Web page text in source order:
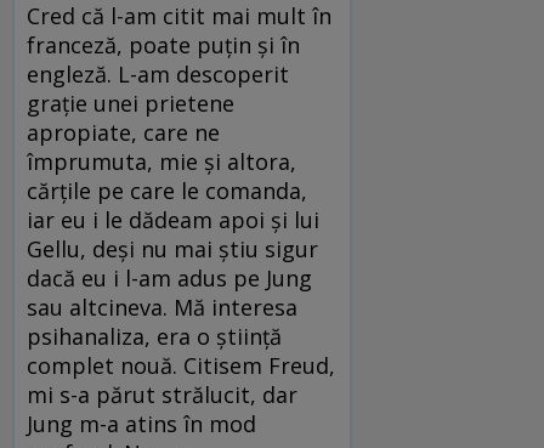
Cred că l-am citit mai mult în
franceză, poate puţin şi în
engleză. L-am descoperit
graţie unei prietene
apropiate, care ne
împrumuta, mie şi altora,
cărţile pe care le comanda,
iar eu i le dădeam apoi şi lui
Gellu, deşi nu mai ştiu sigur
dacă eu i l-am adus pe Jung
sau altcineva. Mă interesa
psihanaliza, era o ştiinţă
complet nouă. Citisem Freud,
mi s-a părut strălucit, dar
Jung m-a atins în mod